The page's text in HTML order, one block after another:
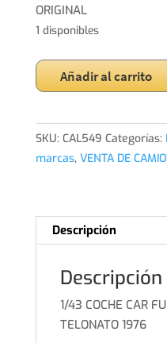
ORIGINAL
1 disponibles
1/43
COCHE
FURGON
TELONATO
1976
cantidad
Añadir al carrito
SKU: CAL549 Categorías:
marcas, VENTA DE
Descripción
Descripción
1/43 COCHE CAR
TELONATO 1976